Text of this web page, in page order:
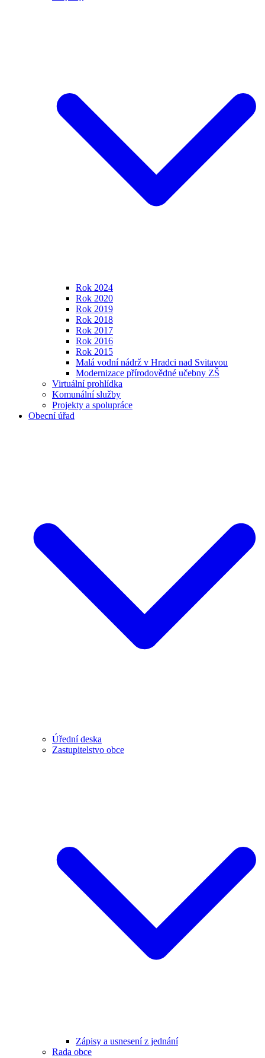
Rok 2024
Rok 2020
Rok 2019
Rok 2018
Rok 2017
Rok 2016
Rok 2015
Malá vodní nádrž v Hradci nad Svitavou
Modernizace přírodovědné učebny ZŠ
Virtuální prohlídka
Komunální služby
Projekty a spolupráce
Obecní úřad
Úřední deska
Zastupitelstvo obce
Zápisy a usnesení z jednání
Rada obce